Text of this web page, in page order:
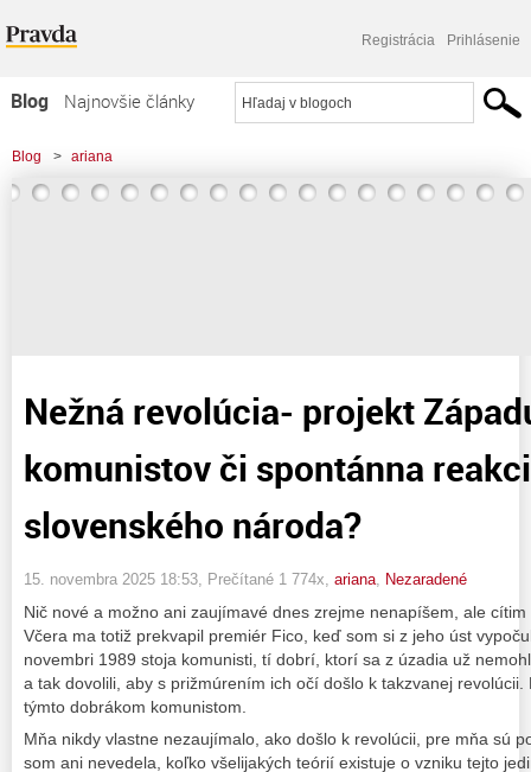
Registrácia Prihlásenie
Blog
Najnovšie články
Najčítanejšie články
Najkomentovanejšie články
Blog > ariana
> Nežná revolúcia- projekt Západu, projekt komunistov či spontánna reakcia
Nežná revolúcia- projekt
komunistov či spontánna
slovenského národa?
15. novembra 2025 18:53 , Prečítané 1 774x, ariana Nezaradené
Nič nové a možno ani zaujímavé dnes zrejme nenapíšem, ale
Včera ma totiž prekvapil premiér Fico, keď som si z jeho úst
novembri 1989 stoja komunisti, tí dobrí, ktorí sa z úzadia už
a tak dovolili, aby s prižmúrením ich očí došlo k takzvanej
týmto dobrákom komunistom.
Mňa nikdy vlastne nezaujímalo, ako došlo k revolúcii, pre mňa sú
som ani nevedela, koľko všelijakých teórií existuje o vzniku tejto